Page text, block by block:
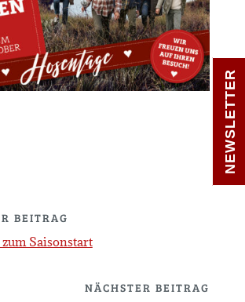
BEITRAG
Saisonstart
NÄCHSTER BEITRAG
NEWSLETTER